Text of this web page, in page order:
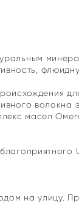
масел
на улицу.